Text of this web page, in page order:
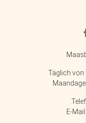
Täglich von
E-